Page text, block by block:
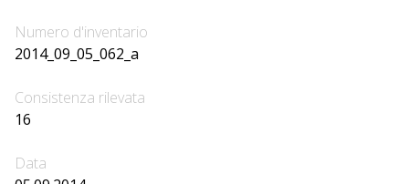
Numero d'inventario
2014_09_05_062_a
Consistenza rilevata
16
Data